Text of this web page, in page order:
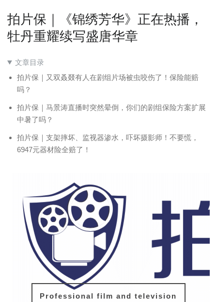
拍片保｜《锦绣芳华》正在热播，
牡丹重耀续写盛唐华章
文章目录
拍片保｜又双叒叕有人在剧组片场被虫咬伤了！保险能赔
吗？
拍片保｜马景涛直播时突然晕倒，你们的剧组保险方案扩展
中暑了吗？
拍片保｜支架摔坏、监视器渗水，吓坏摄影师！不要慌，
6947元器材险全赔了！
Professional film and television